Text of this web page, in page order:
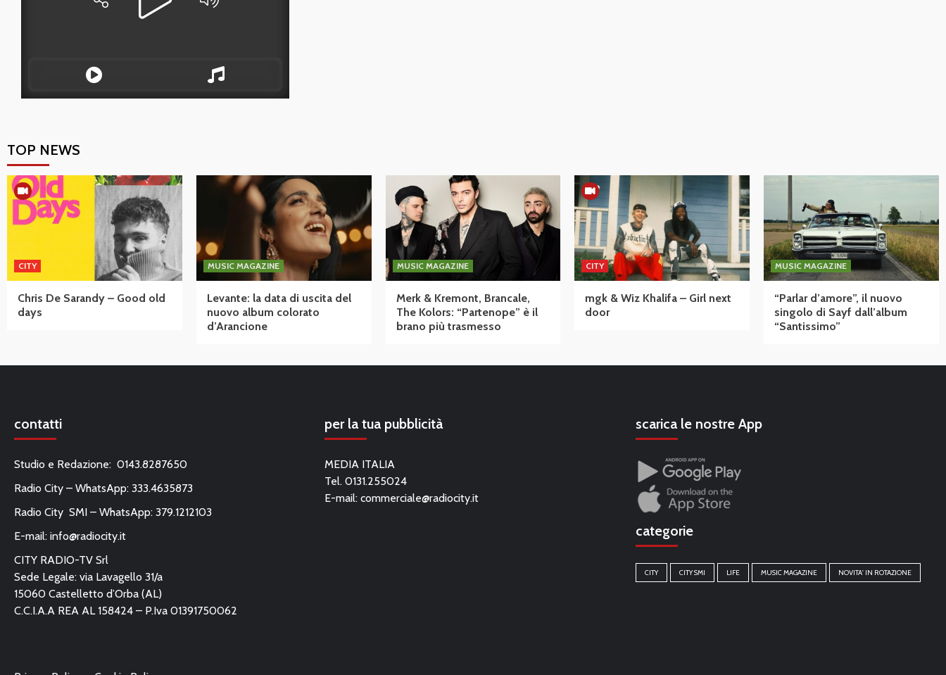
TOP NEWS
CITY
Chris De Sarandy – Good old
days
MUSIC MAGAZINE
Levante: la data di uscita del
nuovo album colorato
d’Arancione
MUSIC MAGAZINE
Merk & Kremont, Brancale,
The Kolors: “Partenope” è il
brano più trasmesso
CITY
mgk & Wiz Khalifa – Girl next
door
MUSIC MAGAZINE
“Parlar d’amore”, il nuovo
singolo di Sayf dall’album
“Santissimo”
contatti
Studio e Redazione: 0143.8287650
Radio City – WhatsApp: 333.4635873
Radio City SMI – WhatsApp: 379.1212103
E-mail: info@radiocity.it
CITY RADIO-TV Srl
Sede Legale: via Lavagello 31/a
15060 Castelletto d’Orba (AL)
C.C.I.A.A REA AL 158424 – P.Iva 01391750062
per la tua pubblicità
MEDIA ITALIA
Tel. 0131.255024
E-mail:commerciale@radiocity.it
scarica le nostre App
categorie
CITY CITY SMI LIFE MUSIC MAGAZINE NOVITA' IN ROTAZIONE